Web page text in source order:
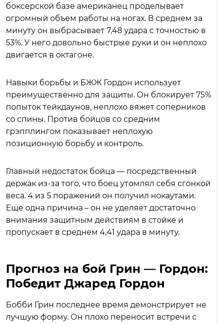
боксерской базе американец проделывает
огромный объем работы на ногах. В среднем за
минуту он выбрасывает 7,48 удара с точностью в
53%. У него довольно быстрые руки и он неплохо
двигается в октагоне.
Навыки борьбы и БЖЖ Гордон использует
преимущественно для защиты. Он блокирует 75%
попыток тейкдаунов, неплохо вяжет соперников
со спины. Против бойцов со средним
грэпплингом показывает неплохую
позиционную борьбу и контроль.
Главный недостаток бойца — посредственный
держак из-за того, что боец утомлял себя сгонкой
веса. 4 из 5 поражений он получил нокаутами.
Еще одна причина – он не уделяет достаточно
внимания защитным действиям в стойке и
пропускает в среднем 4,41 удара в минуту.
Прогноз на бой Грин — Гордон:
Победит Джаред Гордон
Бобби Грин последнее время демонстрирует не
лучшую форму. Он плохо переносит встречи с